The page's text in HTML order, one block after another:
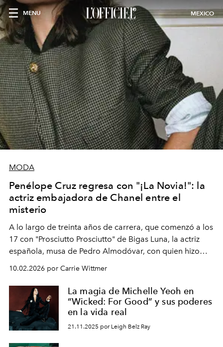
MENU MEXICO
MODA
Penélope Cruz regresa con "¡La Novia!": la
actriz embajadora de Chanel entre el
misterio
A lo largo de treinta años de carrera, que comenzó a los
17 con "Prosciutto Prosciutto" de Bigas Luna, la actriz
española, musa de Pedro Almodóvar, con quien hizo
Barcelona", ha dividido su tiempo entre Europa y
Estados Unidos. Su nueva película, "¡La novia!", está
dirigida por Maggie Gyllenhaal.
10.02.2026 por Carrie Wittmer
La magia de Michelle Yeoh en
“Wicked: For Good” y sus poderes
en la vida real
21.11.2025 por Leigh Belz Ray